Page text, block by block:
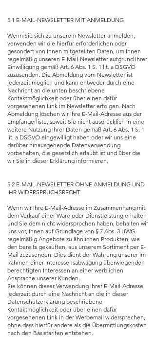
5.1 E-MAIL-NEWSLETTER MIT ANMELDUNG
Wenn Sie sich zu unserem Newsletter anmelden,
verwenden wir die hierfür erforderlichen oder
gesondert von Ihnen mitgeteilten Daten, um Ihnen
regelmäßig unseren E-Mail-Newsletter aufgrund Ihrer
Einwilligung gemäß Art. 6 Abs. 1 S. 1 lit. a DSGVO
zuzusenden. Die Abmeldung vom Newsletter ist
jederzeit möglich und kann entweder durch eine
Nachricht an die unten beschriebene
Kontaktmöglichkeit oder über einen dafür
vorgesehenen Link im Newsletter erfolgen. Nach
Abmeldung löschen wir Ihre E-Mail-Adresse aus der
Empfängerliste, soweit Sie nicht ausdrücklich in eine
weitere Nutzung Ihrer Daten gemäß Art. 6 Abs. 1 S. 1
lit. a DSGVO eingewilligt haben oder wir uns eine
darüber hinausgehende Datenverwendung
vorbehalten, die gesetzlich erlaubt ist und über die
wir Sie in dieser Erklärung informieren.
5.2 E-MAIL-NEWSLETTER OHNE ANMELDUNG UND
IHR WIDERSPRUCHSRECHT
Wenn wir Ihre E-Mail-Adresse im Zusammenhang mit
dem Verkauf einer Ware oder Dienstleistung erhalten
und Sie dem nicht widersprochen haben, behalten wir
uns vor, Ihnen auf Grundlage von § 7 Abs. 3 UWG
regelmäßig Angebote zu ähnlichen Produkten, wie
den bereits gekauften, aus unserem Sortiment per E-
Mail zuzusenden. Dies dient der Wahrung unserer im
Rahmen einer Interessensabwägung überwiegenden
berechtigten Interessen an einer werblichen
Ansprache unserer Kunden.
Sie können dieser Verwendung Ihrer E-Mail-Adresse
jederzeit durch eine Nachricht an die in dieser
Datenschutzerklärung beschriebene
Kontaktmöglichkeit oder über einen dafür
vorgesehenen Link in der Werbemail widersprechen,
ohne dass hierfür andere als die Übermittlungskosten
nach den Basistarifen entstehen.